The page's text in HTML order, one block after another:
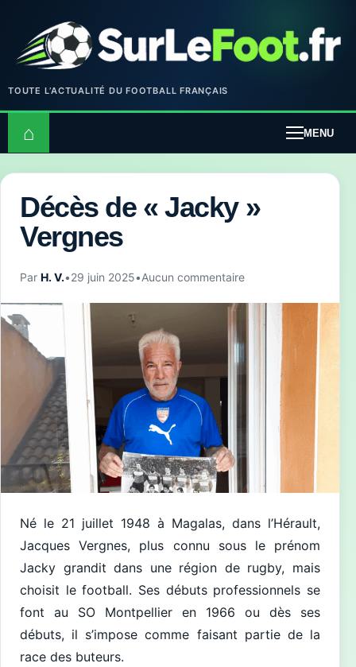
TOUTE L’ACTUALITÉ DU FOOTBALL FRANÇAIS
⌂ MENU
Décès de « Jacky »
Vergnes
Par H. V.•29 juin 2025•Aucun commentaire
Né le 21 juillet 1948 à Magalas, dans l’Hérault,
Jacques Vergnes, plus connu sous le prénom
Jacky grandit dans une région de rugby, mais
choisit le football. Ses débuts professionnels se
font au SO Montpellier en 1966 ou dès ses
débuts, il s’impose comme faisant partie de la
race des buteurs.